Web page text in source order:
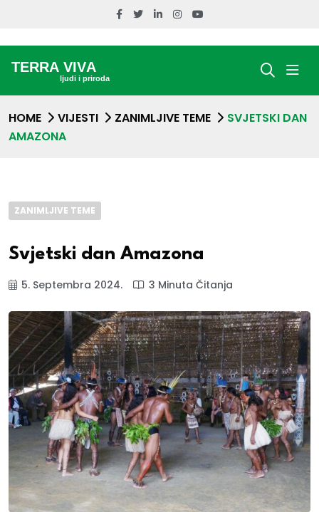
HOME VIJESTI ZANIMLJIVE TEME
SVJETSKI DAN
AMAZONA
ZANIMLJIVE TEME
Svjetski dan Amazona
5. Septembra 2024. 3 Minuta Čitanja